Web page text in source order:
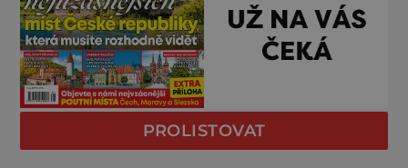
PROLISTOVAT